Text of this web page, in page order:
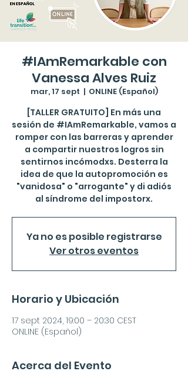
#IAmRemarkable con
Vanessa Alves Ruiz
mar, 17 sept
  |
ONLINE (Español)
[TALLER GRATUITO] En más una
sesión de #IAmRemarkable, vamos a
romper con las barreras y aprender
a compartir nuestros logros sin
sentirnos incómodxs. Desterra la
idea de que la autopromoción es
"vanidosa" o "arrogante" y di adiós
al síndrome del impostorx.
Ya no es posible registrarse
Ver otros eventos
Horario y Ubicación
17 sept 2024, 19:00 – 20:30 CEST
ONLINE (Español)
Acerca del Evento